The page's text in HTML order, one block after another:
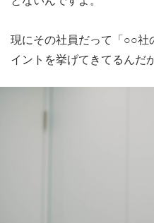
現にその社員だって「○○社
イントを挙げてきてるんだか